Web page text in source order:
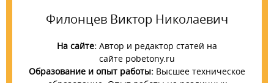
Филонцев Виктор Николаевич
На сайте: Автор и редактор статей на
сайте pobetony.ru
Образование и опыт работы: Высшее техническое